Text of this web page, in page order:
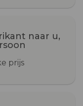
naar u,
prijs